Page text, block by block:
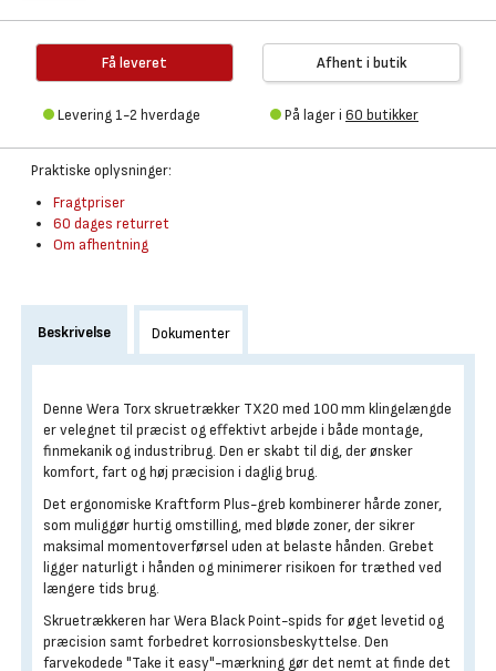
Få leveret
Levering 1-2 hverdage
Afhent i butik
På lager i 60 butikker
Praktiske oplysninger:
Fragtpriser
60 dages returret
Om afhentning
Beskrivelse Dokumenter
Denne Wera Torx skruetrækker TX20 med 100 mm klingelængde
er velegnet til præcist og effektivt arbejde i både montage,
finmekanik og industribrug. Den er skabt til dig, der ønsker
komfort, fart og høj præcision i daglig brug.
Det ergonomiske Kraftform Plus-greb kombinerer hårde zoner,
som muliggør hurtig omstilling, med bløde zoner, der sikrer
maksimal momentoverførsel uden at belaste hånden. Grebet
ligger naturligt i hånden og minimerer risikoen for træthed ved
længere tids brug.
Skruetrækkeren har Wera Black Point-spids for øget levetid og
præcision samt forbedret korrosionsbeskyttelse. Den
farvekodede "Take it easy"-mærkning gør det nemt at finde det